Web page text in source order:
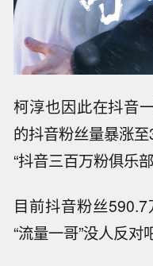
柯淳也因此在抖音
的抖音粉丝量暴涨
“抖音三百万粉俱乐部
目前抖音粉丝
“流量一哥”没人反对